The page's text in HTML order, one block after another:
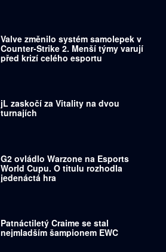
Valve změnilo systém samolepek v
Counter-Strike 2. Menší týmy varují
před krizí celého esportu
jL zaskočí za Vitality na dvou
turnajích
G2 ovládlo Warzone na Esports
World Cupu. O titulu rozhodla
jedenáctá hra
Patnáctiletý Craime se stal
nejmladším šampionem EWC